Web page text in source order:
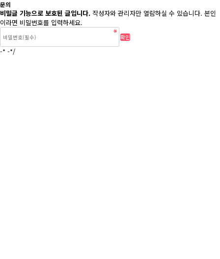
문의
비밀글 기능으로 보호된 글입니다. 작성자와 관리자만 열람하실 수 있습니다. 본인
이라면 비밀번호를 입력하세요.
-* -*/